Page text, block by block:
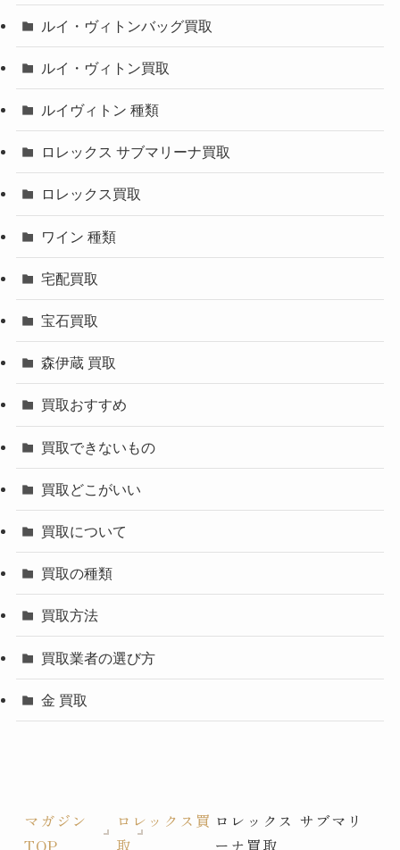
ルイ・ヴィトンバッグ買取
ルイ・ヴィトン買取
ルイヴィトン 種類
ロレックス サブマリーナ買取
ロレックス買取
ワイン 種類
宅配買取
宝石買取
森伊蔵 買取
買取おすすめ
買取できないもの
買取どこがいい
買取について
買取の種類
買取方法
買取業者の選び方
金 買取
マガジン
TOP
ロレックス買
取
ロレックス サブマリ
ーナ買取